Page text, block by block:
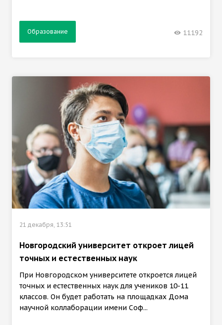
Образование 11192
21 декабря, 13:51
Новгородский университет откроет лицей
точных и естественных наук
При Новгородском университете откроется лицей
точных и естественных наук для учеников 10-11
классов. Он будет работать на площадках Дома
научной коллаборации имени Соф...